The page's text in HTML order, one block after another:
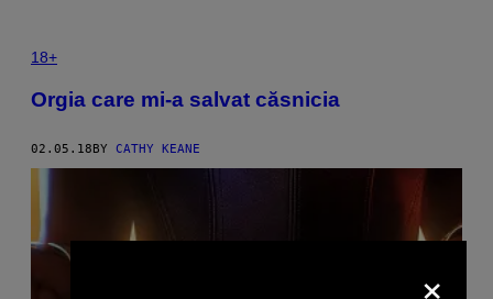
18+
Orgia care mi-a salvat căsnicia
02.05.18BY CATHY KEANE
×